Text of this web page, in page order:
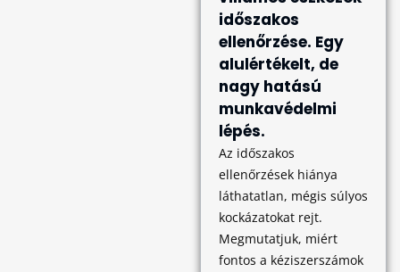
időszakos
ellenőrzése. Egy
alulértékelt, de
nagy hatású
munkavédelmi
lépés.
Az időszakos
ellenőrzések hiánya
láthatatlan, mégis súlyos
kockázatokat rejt.
Megmutatjuk, miért
fontos a kéziszerszámok